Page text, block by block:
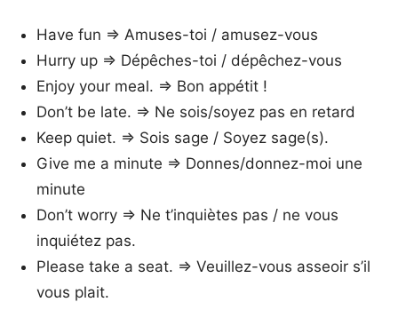
Have fun => Amuses-toi / amusez-vous
Hurry up => Dépêches-toi / dépêchez-vous
Enjoy your meal. => Bon appétit !
Don’t be late. => Ne sois/soyez pas en retard
Keep quiet. => Sois sage / Soyez sage(s).
Give me a minute => Donnes/donnez-moi une
minute
Don’t worry => Ne t’inquiètes pas / ne vous
inquiétez pas.
Please take a seat. => Veuillez-vous asseoir s’il
vous plait.